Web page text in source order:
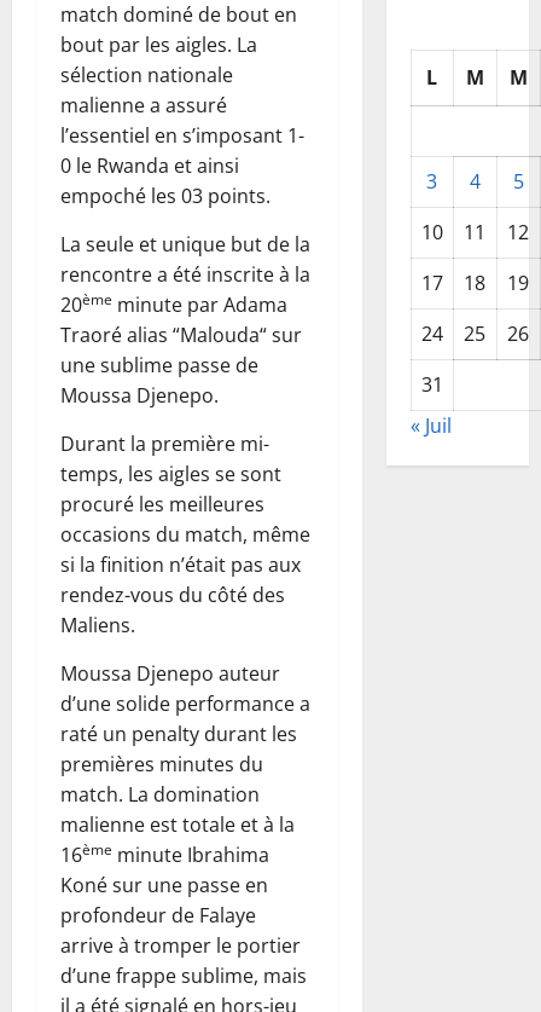
match dominé de bout en
bout par les aigles. La
sélection nationale
malienne a assuré
l’essentiel en s’imposant 1-
0 le Rwanda et ainsi
empoché les 03 points.
La seule et unique but de la
rencontre a été inscrite à la
20ème minute par Adama
Traoré alias “Malouda“ sur
une sublime passe de
Moussa Djenepo.
Durant la première mi-
temps, les aigles se sont
procuré les meilleures
occasions du match, même
si la finition n’était pas aux
rendez-vous du côté des
Maliens.
Moussa Djenepo auteur
d’une solide performance a
raté un penalty durant les
premières minutes du
match. La domination
malienne est totale et à la
16ème minute Ibrahima
Koné sur une passe en
profondeur de Falaye
arrive à tromper le portier
d’une frappe sublime, mais
il a été signalé en hors-jeu
L M M
3 4
5
10
11
12
17
18
19
24
25
26
31
« Juil